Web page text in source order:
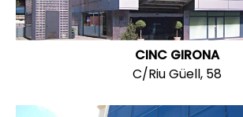
CINC GIRONA
C/Riu Güell, 58